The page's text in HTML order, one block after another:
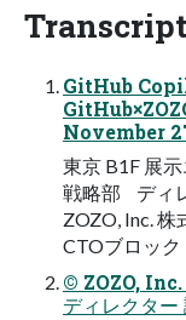
Transcript
GitHub
November
東京 B1F 展
戦略部 ディ
ZOZO, Inc.
CTOブロッ
© ZOZO, Inc.
ディレクタ